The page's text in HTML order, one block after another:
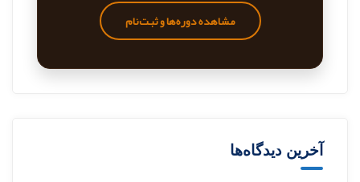
مشاهده دوره‌ها و ثبت‌نام
آخرین دیدگاه‌ها